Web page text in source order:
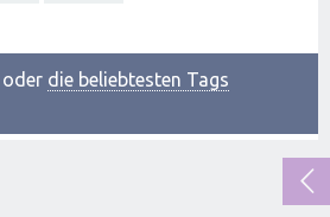
oder die beliebtesten Tags